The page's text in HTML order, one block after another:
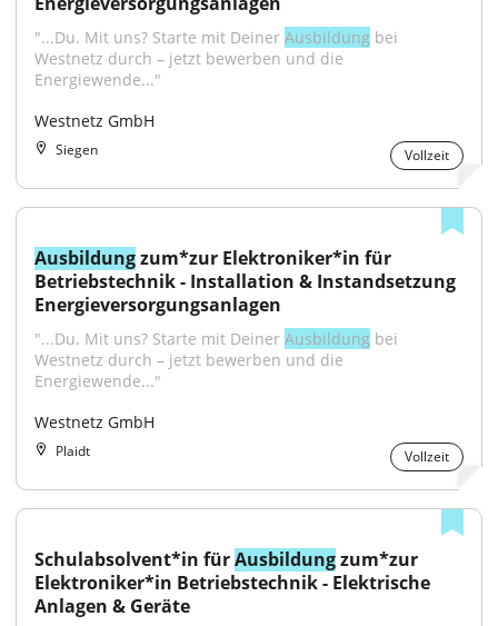
"...Du. Mit uns? Starte mit Deiner Ausbildung bei
Westnetz durch – jetzt bewerben und die
Energiewende..."
Westnetz GmbH
Siegen Vollzeit
Ausbildung zum*zur Elektroniker*in für
Betriebstechnik - Installation & Instandsetzung
Energieversorgungsanlagen
"...Du. Mit uns? Starte mit Deiner Ausbildung bei
Westnetz durch – jetzt bewerben und die
Energiewende..."
Westnetz GmbH
Plaidt Vollzeit
Schulabsolvent*in für Ausbildung zum*zur
Elektroniker*in Betriebstechnik - Elektrische
Anlagen & Geräte